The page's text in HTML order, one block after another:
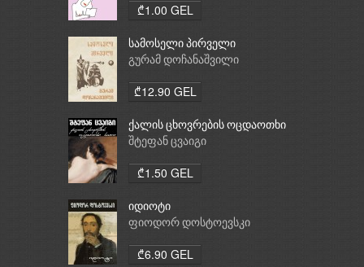
₾1.00 GEL
სამოსელი პირველი
გურამ დოჩანაშვილი
₾12.90 GEL
ქალის ცხოვრების ოცდაოთხი
საათი
შტეფან ცვაიგი
₾1.50 GEL
იდიოტი
ფიოდორ დოსტოევსკი
₾6.90 GEL